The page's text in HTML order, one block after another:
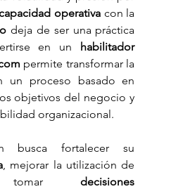
operativa
deja de ser una práctica
en un habilitador
permite transformar la
un proceso basado en
objetivos del negocio y
organizacional.
, mejorar la utilización de
tomar decisiones